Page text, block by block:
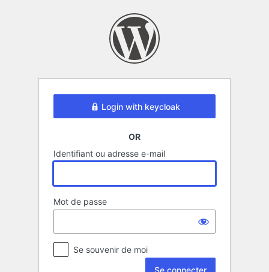
Login with keycloak
OR
Identifiant ou adresse e-mail
Mot de passe
Se souvenir de moi